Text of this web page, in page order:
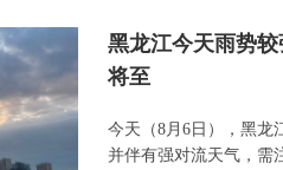
黑龙江今天雨势
将至
今天（8月6日），黑龙
并伴有强对流天气，需